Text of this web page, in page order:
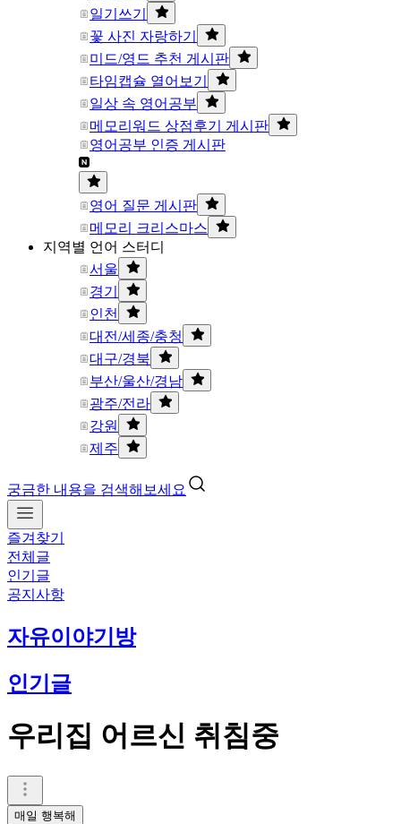
일기쓰기
꽃 사진 자랑하기
미드/영드 추천 게시판
타임캡슐 열어보기
일상 속 영어공부
메모리워드 상점후기 게시판
영어공부 인증 게시판
영어 질문 게시판
메모리 크리스마스
지역별 언어 스터디
서울
경기
인천
대전/세종/충청
대구/경북
부산/울산/경남
광주/전라
강원
제주
궁금한 내용을 검색해보세요
즐겨찾기
전체글
인기글
공지사항
자유이야기방
인기글
우리집 어르신 취침중
매일 행복해